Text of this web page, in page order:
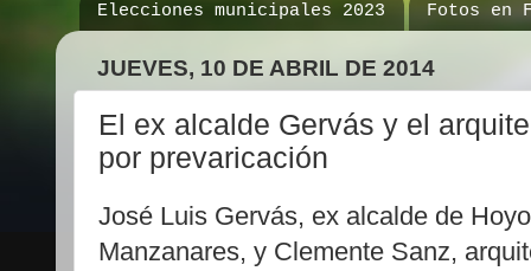
Elecciones municipales 2023
Fotos en
JUEVES, 10 DE ABRIL DE 2014
El ex alcalde Gervás y el
por prevaricación
José Luis Gervás, ex alcalde de
Manzanares, y Clemente Sanz,